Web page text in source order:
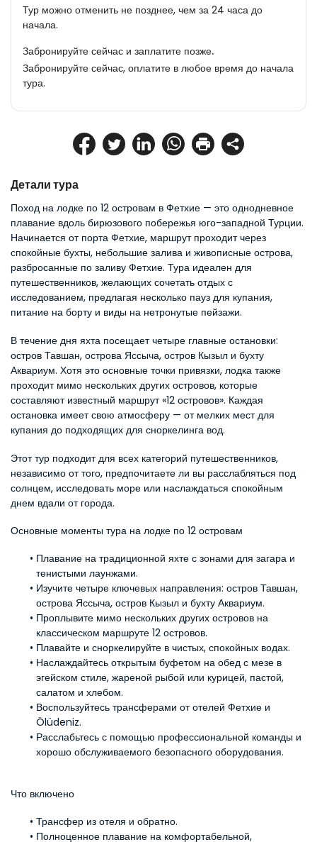
Детали тура
Поход на лодке по 12 островам в Фетхие — это однодневное
плавание вдоль бирюзового побережья юго-западной Турции.
Начинается от порта Фетхие, маршрут проходит через
спокойные бухты, небольшие залива и живописные острова,
разбросанные по заливу Фетхие. Тура идеален для
путешественников, желающих сочетать отдых с
исследованием, предлагая несколько пауз для купания,
питание на борту и виды на нетронутые пейзажи.
В течение дня яхта посещает четыре главные остановки:
остров Тавшан, острова Яссыча, остров Кызыл и бухту
Аквариум. Хотя это основные точки привязки, лодка также
проходит мимо нескольких других островов, которые
составляют известный маршрут «12 островов». Каждая
остановка имеет свою атмосферу — от мелких мест для
купания до подходящих для сноркелинга вод.
Этот тур подходит для всех категорий путешественников,
независимо от того, предпочитаете ли вы расслабляться под
солнцем, исследовать море или наслаждаться спокойным
днем вдали от города.
Основные моменты тура на лодке по 12 островам
Плавание на традиционной яхте с зонами для загара и
тенистыми лаунжами.
Изучите четыре ключевых направления: остров Тавшан,
острова Яссыча, остров Кызыл и бухту Аквариум.
Проплывите мимо нескольких других островов на
классическом маршруте 12 островов.
Плавайте и сноркелируйте в чистых, спокойных водах.
Наслаждайтесь открытым буфетом на обед с мезе в
эгейском стиле, жареной рыбой или курицей, пастой,
салатом и хлебом.
Воспользуйтесь трансферами от отелей Фетхие и
Ölüdeniz.
Расслабьтесь с помощью профессиональной команды и
хорошо обслуживаемого безопасного оборудования.
Что включено
Трансфер из отеля и обратно.
Полноценное плавание на комфортабельной,
Тур можно отменить не позднее, чем за 24 часа до
начала.
Забронируйте сейчас и заплатите позже.
Забронируйте сейчас, оплатите в любое время до начала
тура.